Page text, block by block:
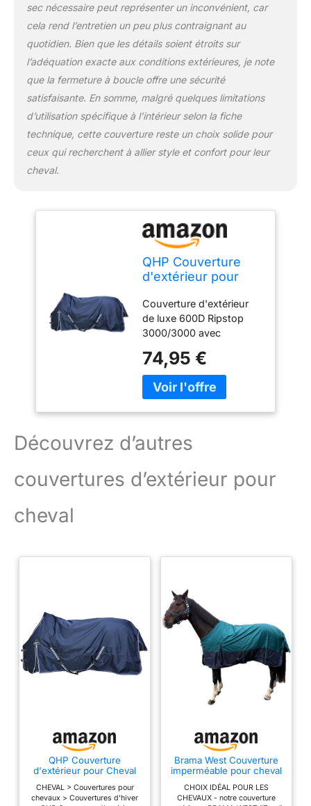
sec nécessaire peut représenter un inconvénient, car
cela rend l’entretien un peu plus contraignant au
quotidien. Bien que les détails soient étroits sur
l’adéquation exacte aux conditions extérieures, je note
que la fermeture à boucle offre une sécurité
satisfaisante. En somme, malgré quelques limitations
d’utilisation spécifique à l’intérieur selon la fiche
technique, cette couverture reste un choix solide pour
ceux qui recherchent à allier style et confort pour leur
cheval.
QHP Couverture
d'extérieur pour
Couverture d'extérieur
de luxe 600D Ripstop
3000/3000 avec
Imperméable et respirant.
Anneaux en D Garrot en
polaire. Cordons
la queue et cordon de
queue Double boucle de
confortables, sangles
74,95 €
Découvrez d’autres
couvertures d’extérieur pour
cheval
QHP Couverture
d'extérieur pour Cheval
CHEVAL > Couvertures pour
chevaux > Couvertures d'hiver
Brama West Couverture
imperméable pour cheval
Zara - Turnout 1200D -
Couverture de pâturage
Couverture d’extérieur -
CHOIX IDÉAL POUR LES
CHEVAUX - notre couverture